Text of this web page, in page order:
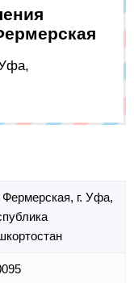
г. Уфа,